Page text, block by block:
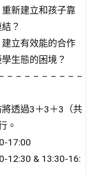
新建立和孩子靠
？
立有效能的合作
生態的困境？
– – – – – – – – –
將透過3＋3＋3（共
。
17:00
12:30 & 13:30-16: